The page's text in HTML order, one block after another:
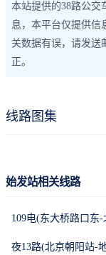
本站提供的38路公交
息，本平台仅提供信
关数据有误，请发送
正。
线路图集
始发站相关线路